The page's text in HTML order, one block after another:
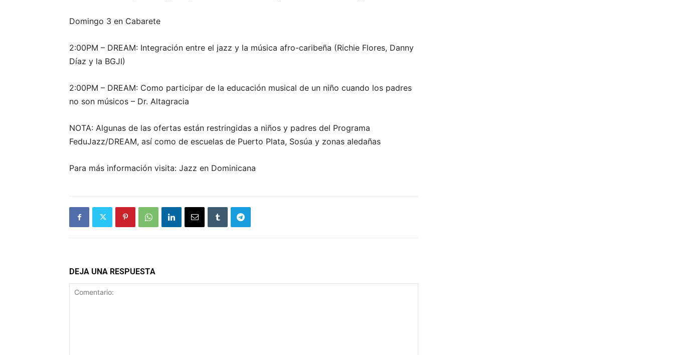
Domingo 3 en Cabarete
2:00PM – DREAM: Integración entre el jazz y la música afro-caribeña (Richie Flores, Danny
Díaz y la BGJI)
2:00PM – DREAM: Como participar de la educación musical de un niño cuando los padres
no son músicos – Dr. Altagracia
NOTA: Algunas de las ofertas están restringidas a niños y padres del Programa
FeduJazz/DREAM, así como de escuelas de Puerto Plata, Sosúa y zonas aledañas
Para más información visita: Jazz en Dominicana
DEJA UNA RESPUESTA